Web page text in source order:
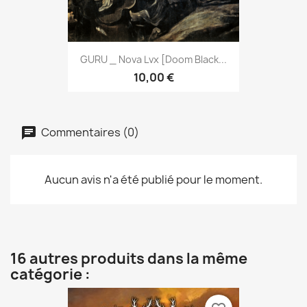
GURU _ Nova Lvx [Doom Black...
10,00 €
Commentaires (0)
Aucun avis n'a été publié pour le moment.
16 autres produits dans la même
catégorie :